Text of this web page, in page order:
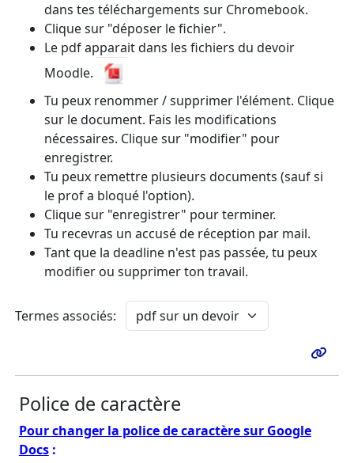
dans tes téléchargements sur Chromebook.
Clique sur "déposer le fichier".
Le pdf apparait dans les fichiers du devoir
Moodle.
Tu peux renommer / supprimer l'élément. Clique
sur le document. Fais les modifications
nécessaires. Clique sur "modifier" pour
enregistrer.
Tu peux remettre plusieurs documents (sauf si
le prof a bloqué l'option).
Clique sur "enregistrer" pour terminer.
Tu recevras un accusé de réception par mail.
Tant que la deadline n'est pas passée, tu peux
modifier ou supprimer ton travail.
Termes associés:
Police de caractère
Pour changer la police de caractère sur Google
Docs: